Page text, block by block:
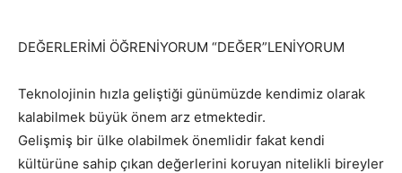
DEĞERLERİMİ ÖĞRENİYORUM “DEĞER”LENİYORUM
Teknolojinin hızla geliştiği günümüzde kendimiz olarak
kalabilmek büyük önem arz etmektedir.
Gelişmiş bir ülke olabilmek önemlidir fakat kendi
kültürüne sahip çıkan değerlerini koruyan nitelikli bireyler